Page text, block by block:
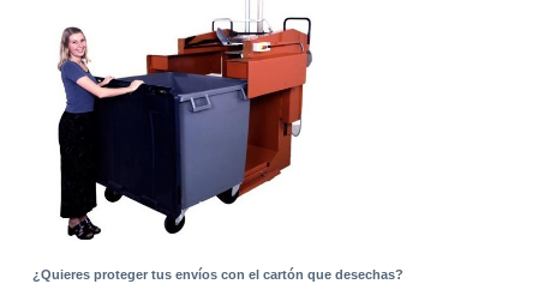
¿Quieres proteger tus envíos con el cartón que desechas?